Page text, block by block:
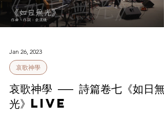
Jan 26, 2023
哀歌神學
哀歌神學 ── 詩篇卷七《如日無